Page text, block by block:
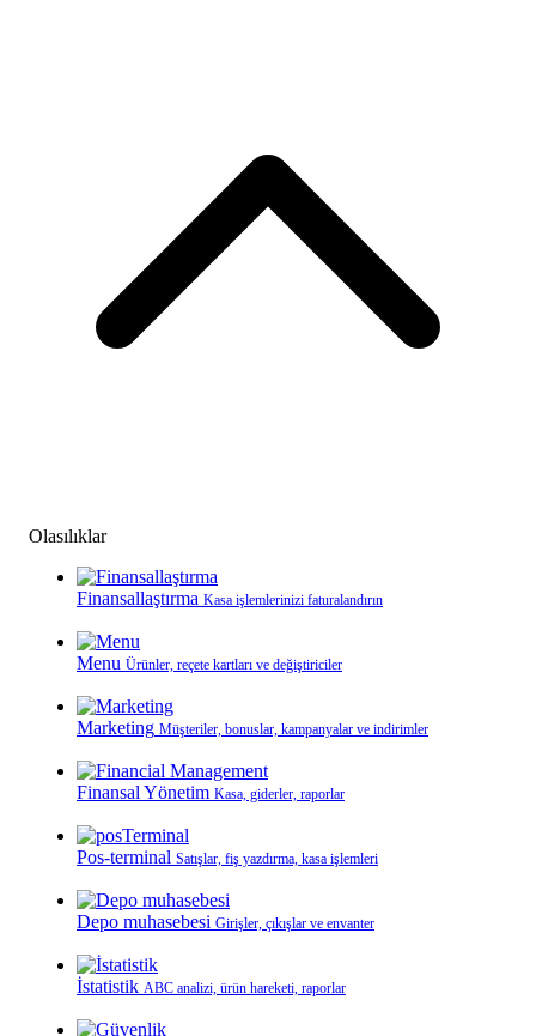
Olasılıklar
Finansallaştırma Kasa işlemlerinizi faturalandırın
Menu Ürünler, reçete kartları ve değiştiriciler
Marketing Müşteriler, bonuslar, kampanyalar ve indirimler
Finansal Yönetim Kasa, giderler, raporlar
Pos-terminal Satışlar, fiş yazdırma, kasa işlemleri
Depo muhasebesi Girişler, çıkışlar ve envanter
İstatistik ABC analizi, ürün hareketi, raporlar